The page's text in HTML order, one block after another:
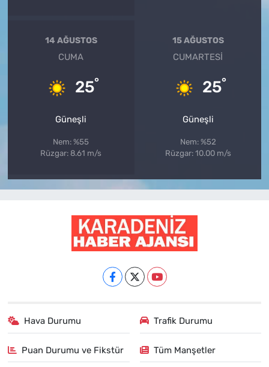
14 AĞUSTOS
CUMA
25°
Güneşli
Nem: %55
Rüzgar: 8.61 m/s
15 AĞUSTOS
CUMARTESI
25°
Güneşli
Nem: %52
Rüzgar: 10.00 m/s
Hava Durumu Trafik Durumu
Puan Durumu ve Fikstür Tüm Manşetler